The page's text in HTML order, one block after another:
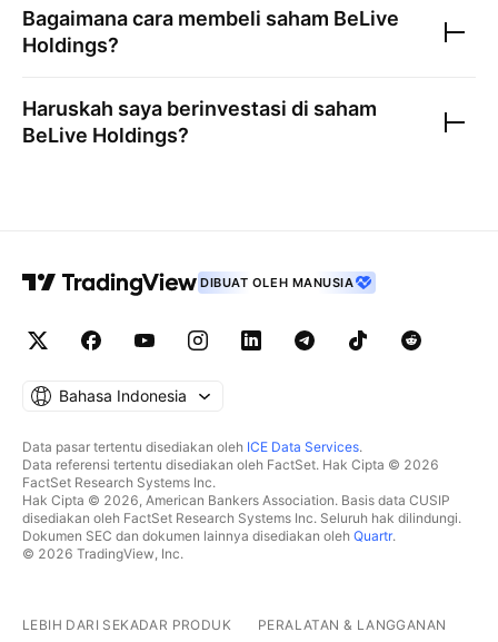
Bagaimana cara membeli saham BeLive
Holdings?
Haruskah saya berinvestasi di saham
BeLive Holdings?
DIBUAT OLEH MANUSIA
Bahasa Indonesia
Data pasar tertentu disediakan oleh ICE Data Services.
Data referensi tertentu disediakan oleh FactSet. Hak Cipta © 2026
FactSet Research Systems Inc.
Hak Cipta © 2026, American Bankers Association. Basis data CUSIP
disediakan oleh FactSet Research Systems Inc. Seluruh hak dilindungi.
Dokumen SEC dan dokumen lainnya disediakan oleh Quartr.
© 2026 TradingView, Inc.
LEBIH DARI SEKADAR PRODUK PERALATAN & LANGGANAN